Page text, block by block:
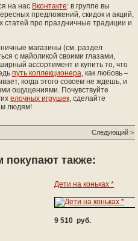
на нас Вконтакте: в группе вы
предложений, скидок и акций,
статей про праздничные традиции и
магазины (см. раздел
с майоликой своими глазами,
ассортимент и купить то, что
путь коллекционера, как любовь –
когда этого совсем не ждешь, и
ощущениями. Почувствуйте
елочных игрушек, сделайте
людям!
Следующий >
покупают также:
Дети на коньках *
9 510 руб.